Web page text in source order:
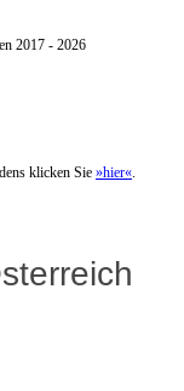
2017 - 2026
klicken Sie »hier«.